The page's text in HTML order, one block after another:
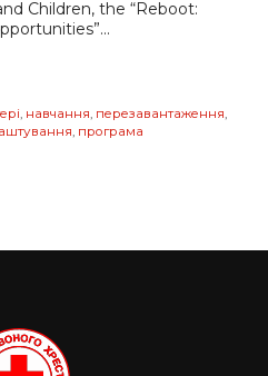
Children, the “Reboot:
навчання перезавантаження
програма